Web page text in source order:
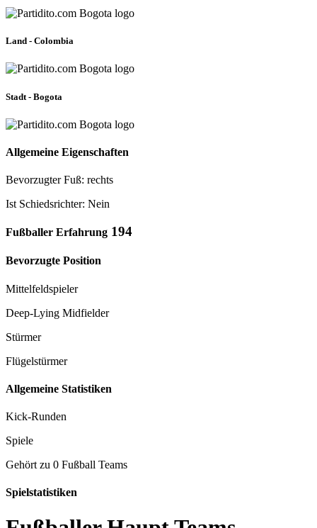
Land - Colombia
Stadt - Bogota
Allgemeine Eigenschaften
Bevorzugter Fuß: rechts
Ist Schiedsrichter: Nein
Fußballer Erfahrung 194
Bevorzugte Position
Mittelfeldspieler
Deep-Lying Midfielder
Stürmer
Flügelstürmer
Allgemeine Statistiken
Kick-Runden
Spiele
Gehört zu 0 Fußball Teams
Spielstatistiken